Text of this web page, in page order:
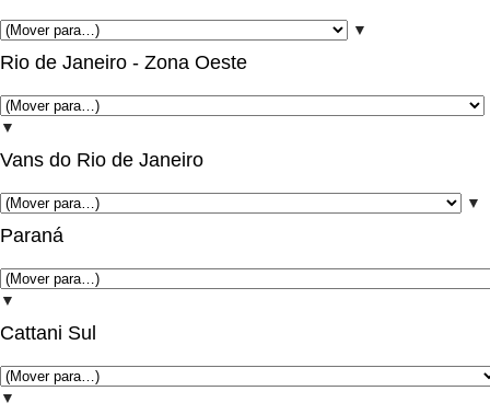
▼
Rio de Janeiro - Zona Oeste
▼
Vans do Rio de Janeiro
▼
Paraná
▼
Cattani Sul
▼